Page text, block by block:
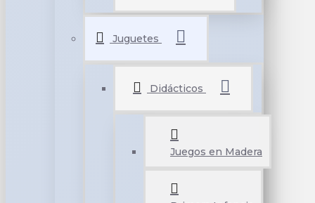
Juguetes
Didácticos
Juegos en Madera